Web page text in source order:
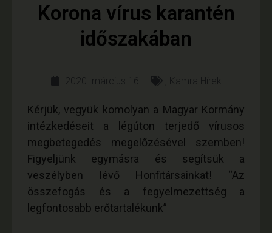
Korona vírus karantén
időszakában
2020. március 16. , Kamra Hírek
Kérjük, vegyük komolyan a Magyar Kormány
intézkedéseit a légúton terjedő vírusos
megbetegedés megelőzésével szemben!
Figyeljünk egymásra és segítsük a
veszélyben lévő Honfitársainkat! “Az
összefogás és a fegyelmezettség a
legfontosabb erőtartalékunk”